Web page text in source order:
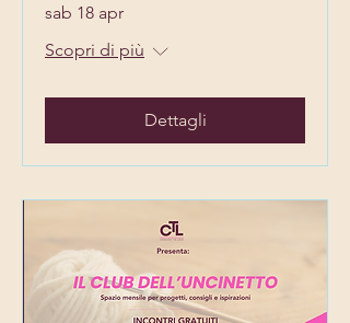
sab 18 apr
Scopri di più
Dettagli